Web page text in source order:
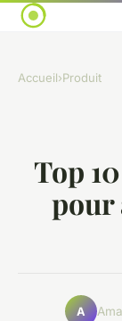
Accueil›Produit
Top
pour
A